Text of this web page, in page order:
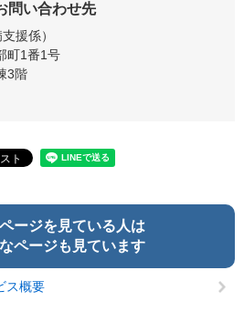
問い合わせ先
援係
町1番1号
3階
ージを見ている人は
ページも見ています
ス概要